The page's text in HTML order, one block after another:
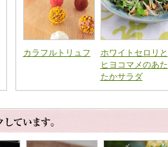
カラフルトリュフ
ホワイトセロリと
ヒヨコマメのあた
たかサラダ